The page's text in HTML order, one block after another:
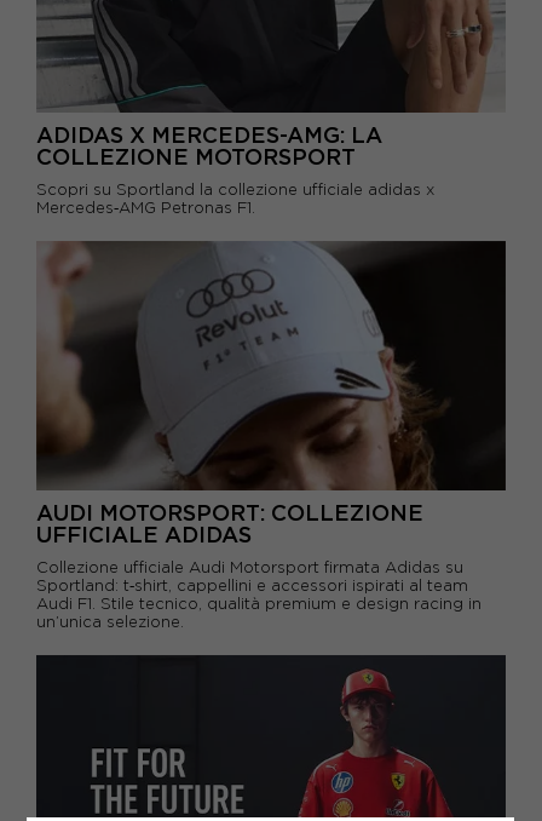
ADIDAS X MERCEDES-AMG: LA
COLLEZIONE MOTORSPORT
Scopri su Sportland la collezione ufficiale adidas x
Mercedes‑AMG Petronas F1.
AUDI MOTORSPORT: COLLEZIONE
UFFICIALE ADIDAS
Collezione ufficiale Audi Motorsport firmata Adidas su
Sportland: t‑shirt, cappellini e accessori ispirati al team
Audi F1. Stile tecnico, qualità premium e design racing in
un’unica selezione.